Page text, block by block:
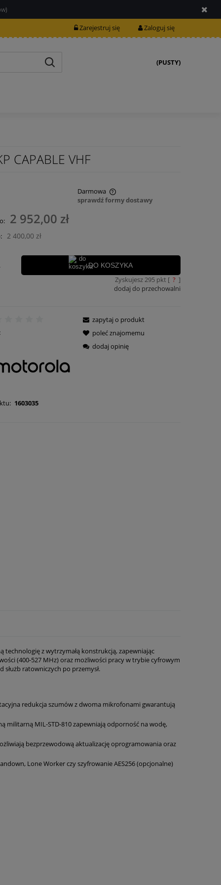
Zarejestruj się Zaloguj się
(PUSTY)
CAPABLE VHF
Darmowa
nie zawiera ewentualnych kosztów
sprawdź formy dostawy
2 952,00 zł
2 400,00 zł
DO KOSZYKA
Zyskujesz295pkt [ ? ]
dodaj do przechowalni
1603035
zapytaj o produkt
poleć znajomemu
dodaj opinię
z wytrzymałą konstrukcją, zapewniając
(400-527 MHz) oraz możliwości pracy w trybie cyfrowym
ratowniczych po przemysł.
redukcja szumów z dwoma mikrofonami gwarantują
militarną MIL-STD-810 zapewniają odporność na wodę,
bezprzewodową aktualizację oprogramowania oraz
Lone Worker czy szyfrowanie AES256 (opcjonalne)